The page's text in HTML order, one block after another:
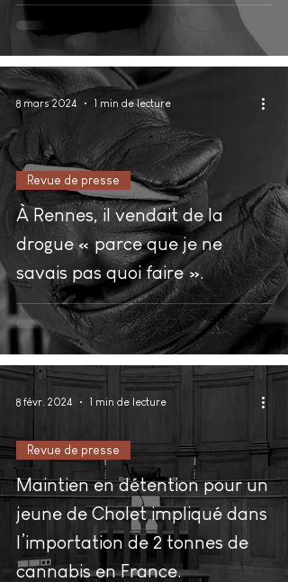
À Rennes, il vendait de la
drogue « parce que je ne
savais pas quoi faire ».
Revue de presse
8 mars 2024 1 min de lecture
Maintien en détention pour un
jeune de Cholet impliqué dans
l’importation de 2 tonnes de
cannabis en France.
Revue de presse
8 févr. 2024 1 min de lecture